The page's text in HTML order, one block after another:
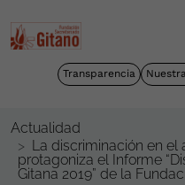
Transparencia
Actualidad
La discriminación en el
protagoniza el Informe
Gitana 2019” de la